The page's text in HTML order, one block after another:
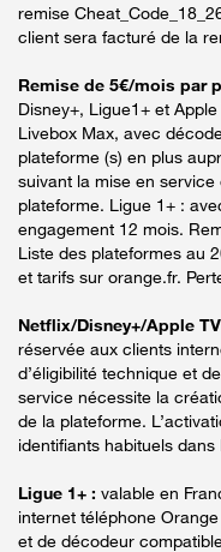
remise
client sera facturé de la
Remise de 5€/mois par
Disney+, Ligue1+ et
Livebox Max, avec
plateforme (s) en plus
suivant la mise en
plateforme. Ligue 1+ :
engagement 12 mois.
Liste des plateformes au
et tarifs sur orange.fr.
Netflix/Disney+/Apple
réservée aux clients
d’éligibilité technique et
service nécessite la
de la plateforme.
identifiants habituels
Ligue 1+ : valable en
internet téléphone
et de décodeur